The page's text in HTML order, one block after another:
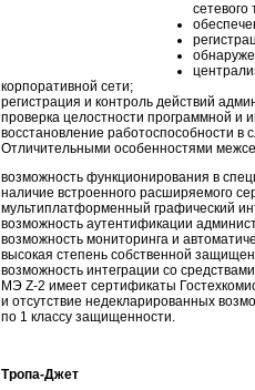
сетевого
корпоративной сети;
регистрация и контроль действий
проверка целостности программной и
восстановление работоспособности в
Отличительными особенностями
возможность функционирования в
наличие встроенного расширяемого
мультиплатформенный графический
возможность аутентификации
возможность мониторинга и
высокая степень собственной
возможность интеграции со
МЭ Z-2 имеет сертификаты
и отсутствие недекларированных
по 1 классу защищенности.
Тропа-Джет